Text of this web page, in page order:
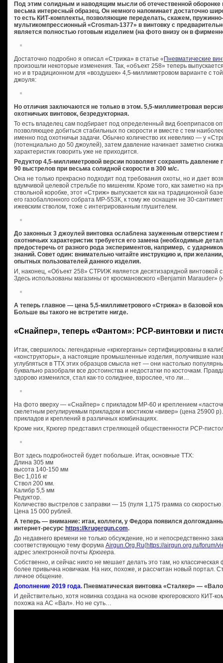
Под этим солидным и наводящим мысли об отечественной оборонке
весьма интересный образец. Он немного напоминает достаточно
то есть КИТ-комплекты, позволяющие переделать, скажем,
мультикомпрессионный «Crosman-1377» в винтовку с
является полностью готовым изделием (на фото внизу он в
Достаточно подробно я описал «Стрижа» в статье « Пневматические
произошли некоторые изменения. Так, «объект 258» теперь
но и в традиционном для «воздушек» 4,5-миллиметровом варианте с
джоуля:
Но отличия заключаются не только в этом. 5,5-миллиметровая
охотничьих винтовок, безредукторная.
То есть владелец сам подбирает под определенный вид боеприпасов
позволяющее добиться стабильных по скорости и вместе с тем
именно под охотничьи задачи. Обычно количество их невелико — у
(потенциально до 50 джоулей), затем давление начинает заметно
характеристик говорить уже не приходится.
Редуктор 4,5-миллиметровой версии позволяет сохранять
90 выстрелов при весьма солидной скорости в 300 м/с.
Она не только прекрасно подходит под требования охоты, но и дает
вдумчивой целевой стрельбе по мишеням. Кроме того, как заметно на
ствольной коробке, этот «Стриж» выпускается как на традиционной
его газобаллонного собрата МР-553К, к тому же оснащен не 30-
ижевским стволом, тоже с интегрированным глушителем.
До законных 3 джоулей винтовка ослаблена зауженным отверстием
охотничьих характеристик требуется его замена (необходимые
предостеречь от разного рода экспериментов, например, с
знаний. Совет один: внимательно читайте инструкцию и, при
опытных пользователей данного изделия.
И, наконец, «Объект 258» СТРИЖ является десятизарядной винтовкой
Здесь использованы магазины от кросмановского «Benjamin Marauder»
А теперь главное — цена 5,5-миллиметрового «Стрижа» в базовой
Больше вы такого не встретите нигде.
«Снайпер», теперь «Фантом»: PCP-винтовки и
Итак, свершилось: легендарные «крюгерганы» сертифицированы в
«конструкторы», а настоящие промышленные изделия, получившие
углубляться в ТТХ этих образцов смысла нет — они настолько
буквально разобрали все достоинства и недостатки по косточкам.
здорово изменился, стал как-то солиднее, взрослее, что ли…
На фото вверху — «Снайпер» с прикладом МР-60 и креплением
скелетным регулируемым прикладом и мостиком «вивер» (цена 25900
прикладов и креплений в различных комбинациях.
Кроме них, Крюгер представил стреляющей общественности PCP-
Вот здесь подробностей будет побольше. Итак, основные ТТХ:
Длина 305 мм
высота 140-150 мм
Вес 1,016 кг
Ствол 200 мм.
Калибр 5,5 мм
Редуктор.
Количество выстрелов с заправки — 15 (пуля 1,175 грамма со скоростью
Цена 15 000 рублей.
А теперь — внимание: итак, коллеги, у Федора появился
интернет-ресурс https://krugergun.com.
До недавнего времени не только обсуждение, но и непосредственно
соответствующую тему форума Airgun.Org.Ru(https://airgun.org.ru/forum/
адрес электронной почты Крюгера.
Собственно, и сейчас никто не мешает делать это там, но
более привычна новичкам. На них, похоже, и рассчитан новый портал.
личное общение.
Дополнение 2019 года. Пневматическая винтовка «Сталкер» —
И действительно, хотя новинка создана на основе крюгеровского КИТ-
похожа на АС «Вал». Но не суть…